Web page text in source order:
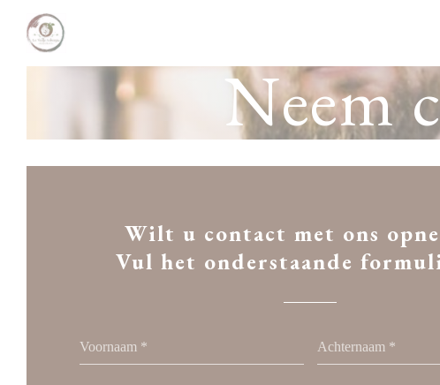
Cookies beheer paneel
Neem
Wilt u contact met ons
Vul het onderstaande